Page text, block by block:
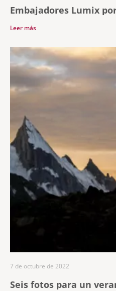
Embajadores Lumix
Leer más
Seis fotos para un
7 de octubre de 2022